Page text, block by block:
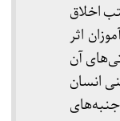
اخلاق
اثر
آن
انسان
جنبه‌های